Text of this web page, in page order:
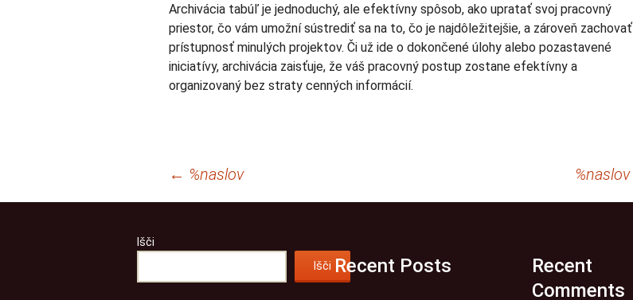
Archivácia tabúľ je jednoduchý, ale efektívny spôsob, ako upratať svoj pracovný
priestor, čo vám umožní sústrediť sa na to, čo je najdôležitejšie, a zároveň zachovať
prístupnosť minulých projektov. Či už ide o dokončené úlohy alebo pozastavené
iniciatívy, archivácia zaisťuje, že váš pracovný postup zostane efektívny a
organizovaný bez straty cenných informácií.
po
← %naslov %naslov
Išči
Išči Recent Posts
Recent
Comments